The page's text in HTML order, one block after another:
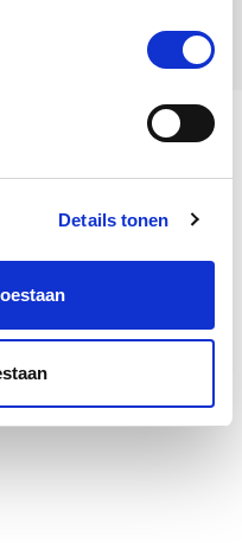
Details tonen
in2014.
bandnumber